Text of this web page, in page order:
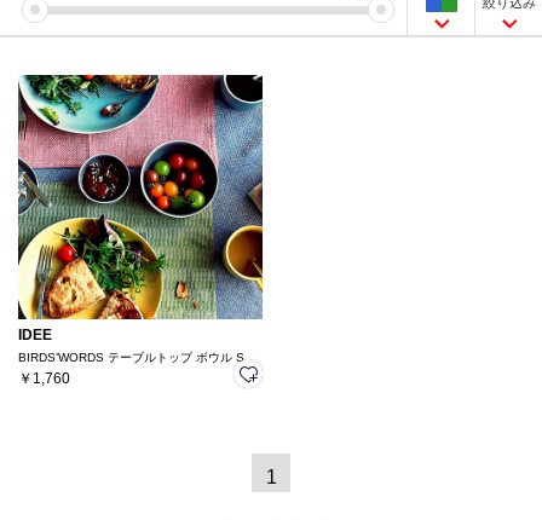
IDEE
BIRDS’WORDS テーブルトップ ボウル S
￥1,760
1